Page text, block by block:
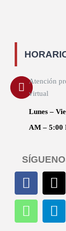
Atención
virtual
Lunes –
AM – 5:00